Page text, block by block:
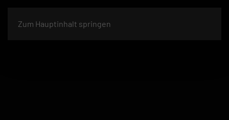
Zum Hauptinhalt springen